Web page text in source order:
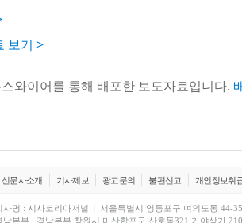
보기 >
와이어를 통해 배포한 보도자료입니다.